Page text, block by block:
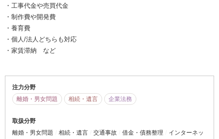
・工事代金や売買代金
・制作費や開発費
・養育費
・個人/法人どちらも対応
・家賃滞納 など
注力分野
離婚・男女問題
相続・遺言 企業法務
取扱分野
離婚・男女問題
相続・遺言 交通事故 借金・債務整理
インターネッ